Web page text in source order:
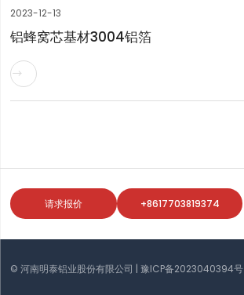
2023-12-13
铝蜂窝芯基材3004铝箔

请求报价 +8617703819374
© 河南明泰铝业股份有限公司 | 豫ICP备2023040394号